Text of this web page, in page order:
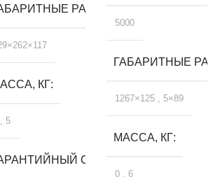
ММ РАЗМЕРЫ, ММ
КГ
5
СРОК, ЛЕТ
5000
ГАБАРИТНЫЕ
1267×125 5×89
МАССА, КГ
0 6